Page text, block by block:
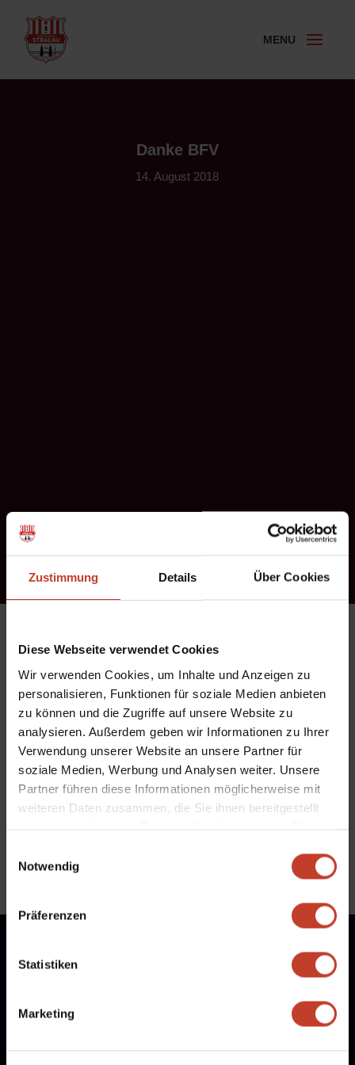
Zustimmung Details Über Cookies
Diese Webseite verwendet Cookies
Wir verwenden Cookies, um Inhalte und Anzeigen zu
personalisieren, Funktionen für soziale Medien anbieten
zu können und die Zugriffe auf unsere Website zu
analysieren. Außerdem geben wir Informationen zu Ihrer
Verwendung unserer Website an unsere Partner für
soziale Medien, Werbung und Analysen weiter. Unsere
Partner führen diese Informationen möglicherweise mit
weiteren Daten zusammen, die Sie ihnen bereitgestellt
Notwendig
Präferenzen
Statistiken
Marketing
Danke BFV
14. August 2018
bei FuPa Berlin, Fußball-Woche und SPREEKICK.TV, tolle
Fotos von Bloody Hell Magazine – achja, und einen Ball gab
es auch. Danke, Berliner Fußball-Verband e. V.
Allgemein